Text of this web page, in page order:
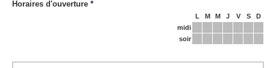
Horaires d'ouverture *
L M M J V S
D
midi
soir